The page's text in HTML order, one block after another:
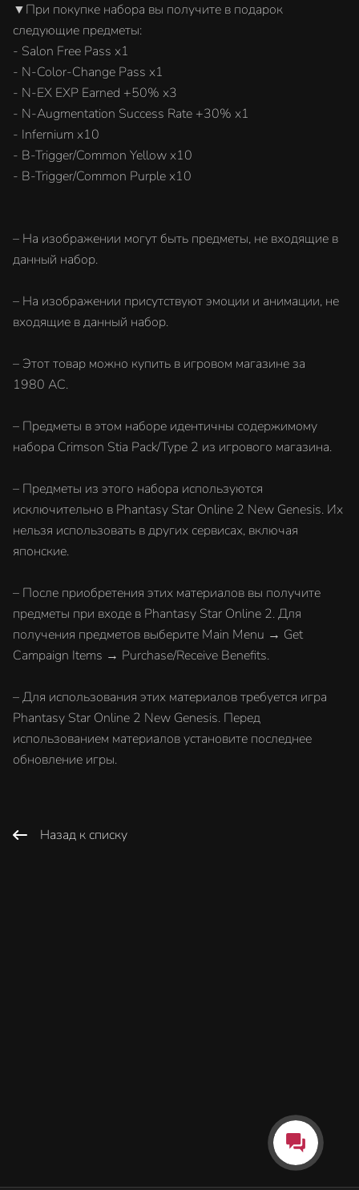
▼При покупке набора вы получите в подарок
следующие предметы:
- Salon Free Pass x1
- N-Color-Change Pass x1
- N-EX EXP Earned +50% x3
- N-Augmentation Success Rate +30% x1
- Infernium x10
- B-Trigger/Common Yellow x10
- B-Trigger/Common Purple x10
– На изображении могут быть предметы, не входящие в
данный набор.
– На изображении присутствуют эмоции и анимации, не
входящие в данный набор.
– Этот товар можно купить в игровом магазине за
1980 AC.
– Предметы в этом наборе идентичны содержимому
набора Crimson Stia Pack/Type 2 из игрового магазина.
– Предметы из этого набора используются
исключительно в Phantasy Star Online 2 New Genesis. Их
нельзя использовать в других сервисах, включая
японские.
– После приобретения этих материалов вы получите
предметы при входе в Phantasy Star Online 2. Для
получения предметов выберите Main Menu → Get
Campaign Items → Purchase/Receive Benefits.
– Для использования этих материалов требуется игра
Phantasy Star Online 2 New Genesis. Перед
использованием материалов установите последнее
обновление игры.
Назад к списку